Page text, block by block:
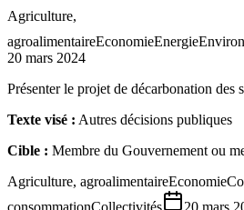
Agriculture,
agroalimentaireEconomieEnergie
20 mars 2024
Présenter le projet de décarbonation des
Texte visé : Autres décisions publiques
Cible : Membre du Gouvernement ou
Agriculture, agroalimentaireEconomie
consommationCollectivités 20 mars